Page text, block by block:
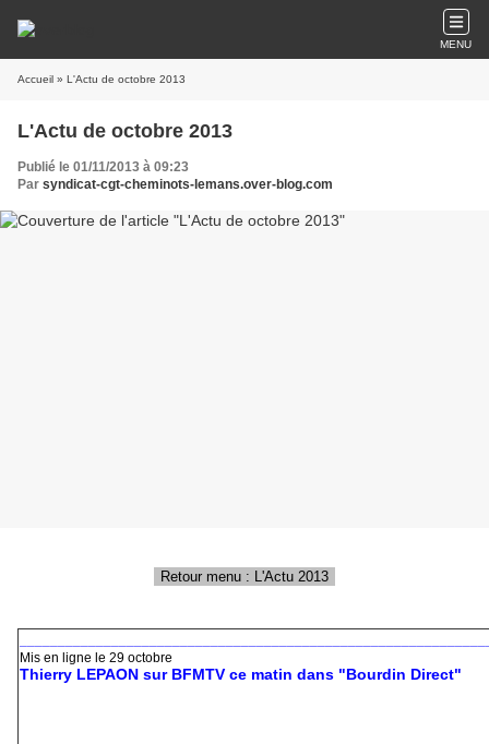
MENU
Accueil » L'Actu de octobre 2013
L'Actu de octobre 2013
Publié le 01/11/2013 à 09:23
Par syndicat-cgt-cheminots-lemans.over-blog.com
Mis en ligne le 29 octobre
Thierry LEPAON sur BFMTV ce matin dans "Bourdin Direct"